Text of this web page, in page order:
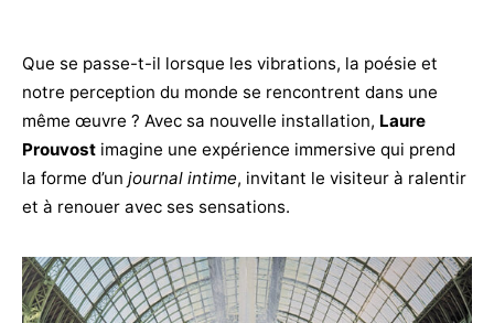
Que se passe-t-il lorsque les vibrations, la poésie et
notre perception du monde se rencontrent dans une
même œuvre ? Avec sa nouvelle installation, Laure
Prouvost imagine une expérience immersive qui prend
la forme d’un journal intime, invitant le visiteur à ralentir
et à renouer avec ses sensations.